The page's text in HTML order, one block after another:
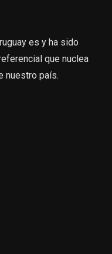
es y ha sido
que nuclea
nuestro país.